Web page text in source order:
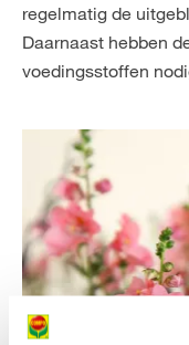
regelmatig de
Daarnaast hebben
voedingsstoffen